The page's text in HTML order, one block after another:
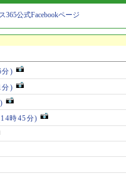
365公式Facebookページ
分)
分)
時45分)